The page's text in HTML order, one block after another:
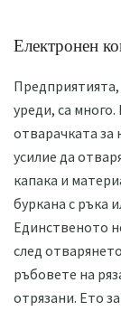
Електронен
уреди, са
отварачката за
усилие да
капака и
буркана с ръка
Единственото
след
ръбовете на
отрязани. Ето